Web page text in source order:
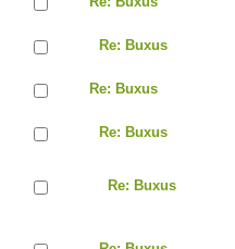
Re: Buxus
Re: Buxus
Re: Buxus
Re: Buxus